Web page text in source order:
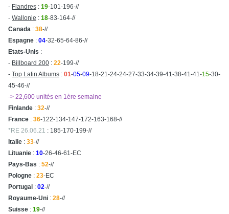
- Flandres : 19-101-196-//
- Wallonie : 18-83-164-//
Canada : 38-//
Espagne : 04-32-65-64-86-//
Etats-Unis :
- Billboard 200 : 22-199-//
- Top Latin Albums : 01-05-09-18-21-24-24-27-33-34-39-41-38-41-41-15-30-
45-46-//
-> 22,600 unités en 1ère semaine
Finlande : 32-//
France : 36-122-134-147-172-163-168-//
*RE 26.06.21 : 185-170-199-//
Italie : 33-//
Lituanie : 10-26-46-61-EC
Pays-Bas : 52-//
Pologne : 23-EC
Portugal : 02-//
Royaume-Uni : 28-//
Suisse : 19-//